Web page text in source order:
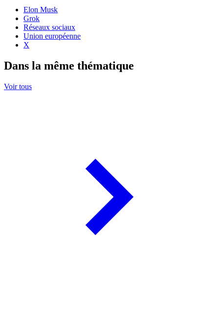
Elon Musk
Grok
Réseaux sociaux
Union européenne
X
Dans la même thématique
Voir tous